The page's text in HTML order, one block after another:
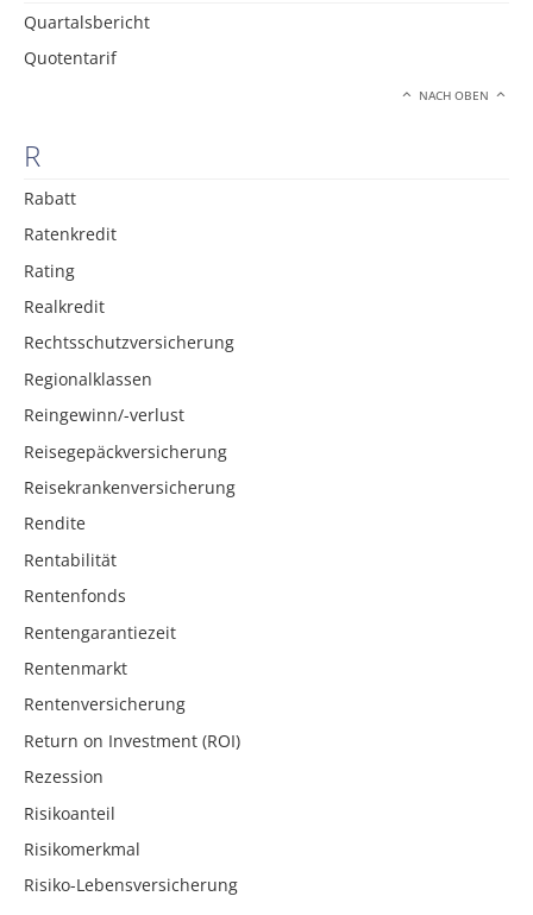
Quartalsbericht
Quotentarif
NACH OBEN
R
Rabatt
Ratenkredit
Rating
Realkredit
Rechtsschutzversicherung
Regionalklassen
Reingewinn/-verlust
Reisegepäckversicherung
Reisekrankenversicherung
Rendite
Rentabilität
Rentenfonds
Rentengarantiezeit
Rentenmarkt
Rentenversicherung
Return on Investment (ROI)
Rezession
Risikoanteil
Risikomerkmal
Risiko-Lebensversicherung